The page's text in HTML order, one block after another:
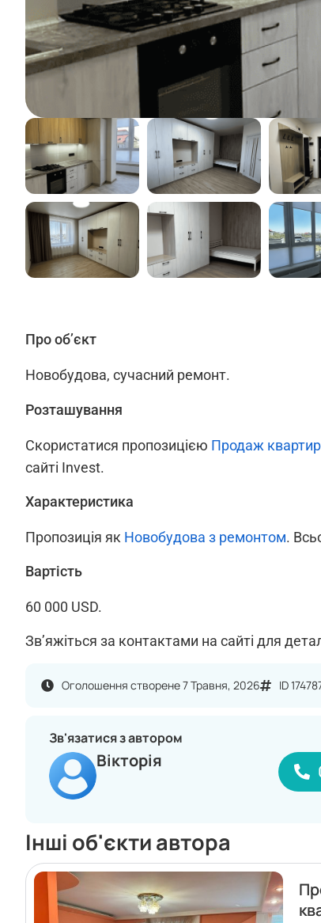
Про об’єкт
Новобудова, сучасний ремонт.
Розташування
Скористатися пропозицією Продаж
сайті Invest.
Характеристика
Пропозиція як Новобудова з ремонтом.
Вартість
60 000 USD.
Зв’яжіться за контактами на сайті для
Оголошення створене 7 Травня, 2026 ID
Зв'язатися з автором
Вікторія
Інші об'єкти автора